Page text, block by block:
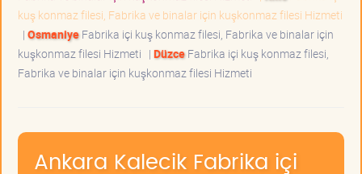
kuş konmaz filesi, Fabrika ve binalar için kuşkonmaz filesi Hizmeti
| OsmaniyeFabrika içi kuş konmaz filesi, Fabrika ve binalar için
kuşkonmaz filesi Hizmeti | DüzceFabrika içi kuş konmaz filesi,
Fabrika ve binalar için kuşkonmaz filesi Hizmeti
Ankara Kalecik Fabrika içi